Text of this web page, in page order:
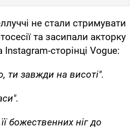
не стали стримувати
та засипали акторку
сторінці Vogue:
ти завжди на висоті".
божественних ніг до